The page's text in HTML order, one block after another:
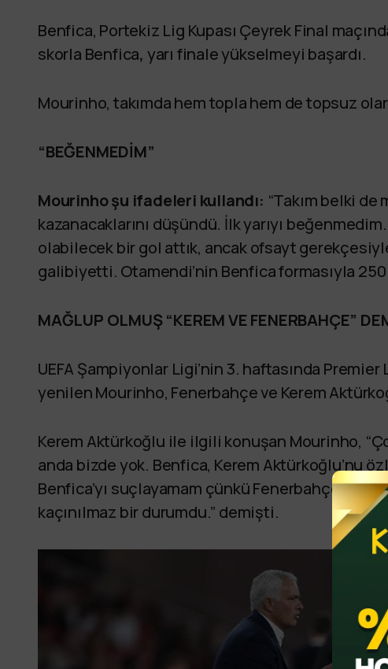
Benfica, Portekiz Lig Kupası Çeyrek Final
skorla Benfica, yarı finale yükselmeyi başardı.
Mourinho, takımda hem topla hem de topsuz
“BEĞENMEDİM”
Mourinho şu ifadeleri kullandı: “Takım belki de
kazanacaklarını düşündü. İlk yarıyı
olabilecek bir gol attık, ancak ofsayt
galibiyetti. Otamendi’nin Benfica formasıyla 250
MAĞLUP OLMUŞ “KEREM VE FENERBAHÇE”
UEFA Şampiyonlar Ligi’nin 3. haftasında
yenilen Mourinho, Fenerbahçe ve Kerem
Kerem Aktürkoğlu ile ilgili konuşan Mourinho,
anda bizde yok. Benfica, Kerem Aktürkoğlu’nu
Benfica’yı suçlayamam çünkü Fenerbahçe
kaçınılmaz bir durumdu.” demişti.